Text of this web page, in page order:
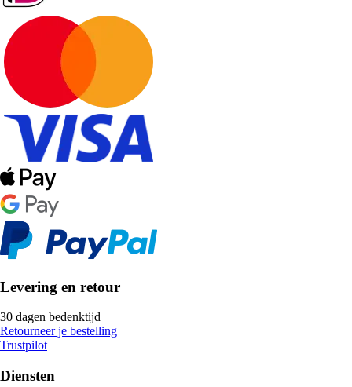
Levering en retour
30 dagen bedenktijd
Retourneer je bestelling
Trustpilot
Diensten